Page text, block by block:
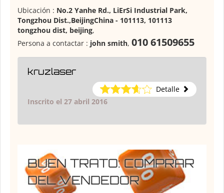
Ubicación : No.2 Yanhe Rd., LiErSi Industrial Park,
Tongzhou Dist.,BeijingChina - 101113, 101113
tongzhou dist, beijing,
Persona a contactar : john smith, 010 61509655
kruzlaser
Detalle
Inscrito el 27 abril 2016
BUEN TRATO: COMPRAR
DEL VENDEDOR